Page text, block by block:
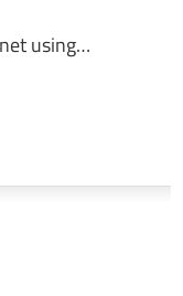
using…